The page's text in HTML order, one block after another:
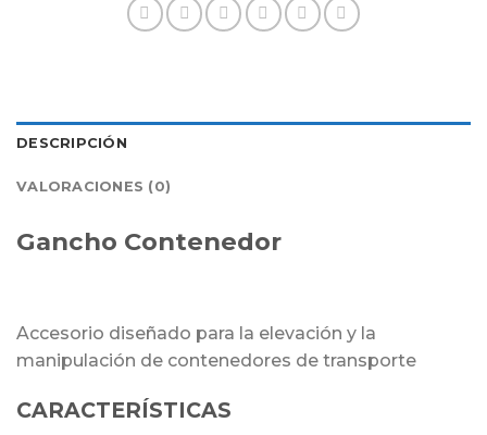
DESCRIPCIÓN
VALORACIONES (0)
Gancho Contenedor
Accesorio diseñado para la elevación y la
manipulación de contenedores de transporte
CARACTERÍSTICAS